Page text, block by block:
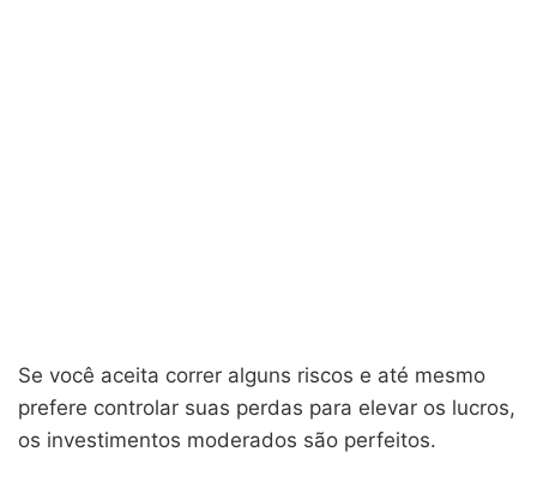
Se você aceita correr alguns riscos e até mesmo
prefere controlar suas perdas para elevar os lucros,
os investimentos moderados são perfeitos.